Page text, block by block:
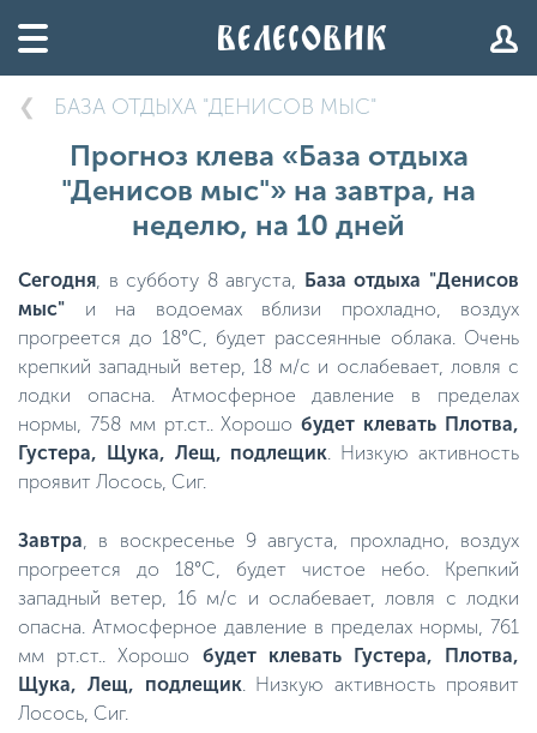
БАЗА ОТДЫХА "ДЕНИСОВ МЫС"
Прогноз клева «База отдыха
"Денисов мыс"» на завтра, на
неделю, на 10 дней
Сегодня, в субботу 8 августа, База отдыха "Денисов
мыс" и на водоемах вблизи прохладно, воздух
прогреется до 18°C, будет рассеянные облака. Очень
крепкий западный ветер, 18 м/с и ослабевает, ловля с
лодки опасна. Атмосферное давление в пределах
нормы, 758 мм рт.ст.. Хорошобудет клевать Плотва,
Густера, Щука, Лещ, подлещик. Низкую активность
проявит Лосось, Сиг.
Завтра, в воскресенье 9 августа, прохладно, воздух
прогреется до 18°C, будет чистое небо. Крепкий
западный ветер, 16 м/с и ослабевает, ловля с лодки
опасна. Атмосферное давление в пределах нормы, 761
мм рт.ст.. Хорошо будет клевать Густера, Плотва,
Щука, Лещ, подлещик. Низкую активность проявит
Лосось, Сиг.